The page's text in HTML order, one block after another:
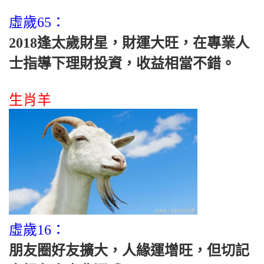
虛歲65：
2018逢太歲財星，財運大旺，在專業人
士指導下理財投資，收益相當不錯。
生肖羊
虛歲16：
朋友圈好友擴大，人緣運增旺，但切記